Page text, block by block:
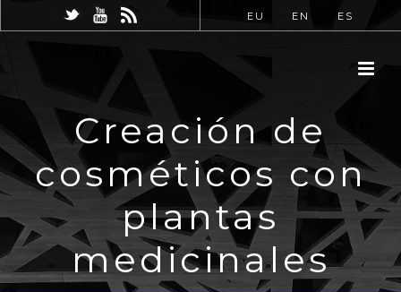
EU EN ES
Creación de
cosméticos con
plantas
medicinales